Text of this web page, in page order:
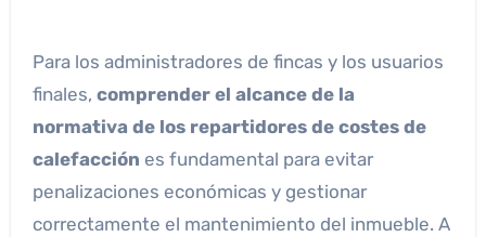
Para los administradores de fincas y los usuarios
finales, comprender el alcance de la
normativa de los repartidores de costes de
calefacción es fundamental para evitar
penalizaciones económicas y gestionar
correctamente el mantenimiento del inmueble. A